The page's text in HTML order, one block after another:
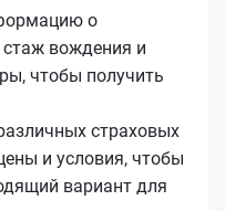
о
стаж вождения и
чтобы получить
страховых
и условия, чтобы
вариант для